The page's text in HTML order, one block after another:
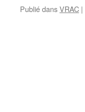
Publié dansVRAC |